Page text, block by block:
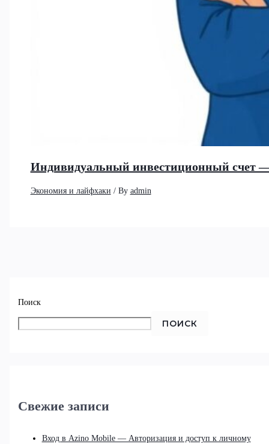
Поиск
ПОИСК
Свежие записи
Вход в Azino Mobile — Авторизация и доступ к личному
Индивидуальный инвестиционный счет
Экономия и лайфхаки / By admin